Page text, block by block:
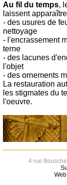
Au fil du temps,
laissent
- des usures de
nettoyage
- l'encrassement
terne
- des lacunes
l'objet
- des ornements
La restauration
les stigmates du
l'oeuvre.
4 rue